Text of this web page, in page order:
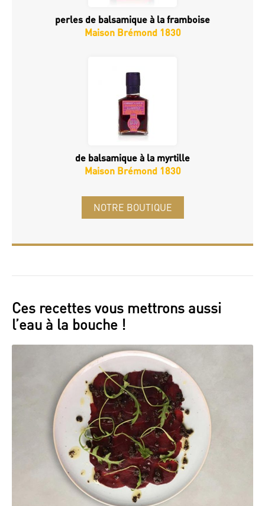
perles de balsamique à la framboise
Maison Brémond 1830
de balsamique à la myrtille
Maison Brémond 1830
NOTRE BOUTIQUE
Ces recettes vous mettrons aussi
l’eau à la bouche !